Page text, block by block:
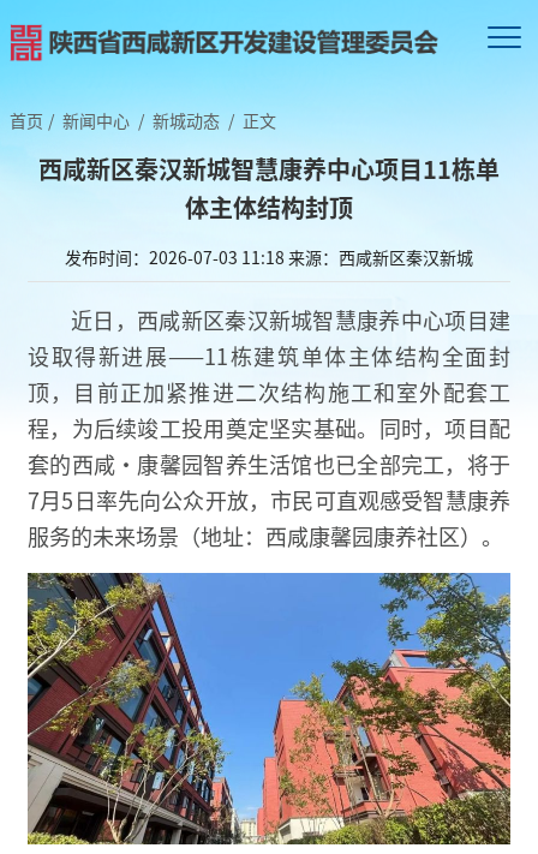
首页 / 新闻中心 / 新城动态 / 正文
西咸新区秦汉新城智慧康养中心项目11栋单
体主体结构封顶
发布时间：2026-07-03 11:18 来源：西咸新区秦汉新城
近日，西咸新区秦汉新城智慧康养中心项目建
设取得新进展——11栋建筑单体主体结构全面封
顶，目前正加紧推进二次结构施工和室外配套工
程，为后续竣工投用奠定坚实基础。同时，项目配
套的西咸·康馨园智养生活馆也已全部完工，将于
7月5日率先向公众开放，市民可直观感受智慧康养
服务的未来场景（地址：西咸康馨园康养社区）。